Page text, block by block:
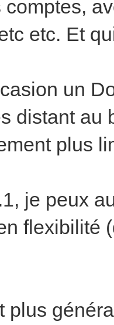
etc. Et
un
distant au
plus
je peux
flexibilité
plus